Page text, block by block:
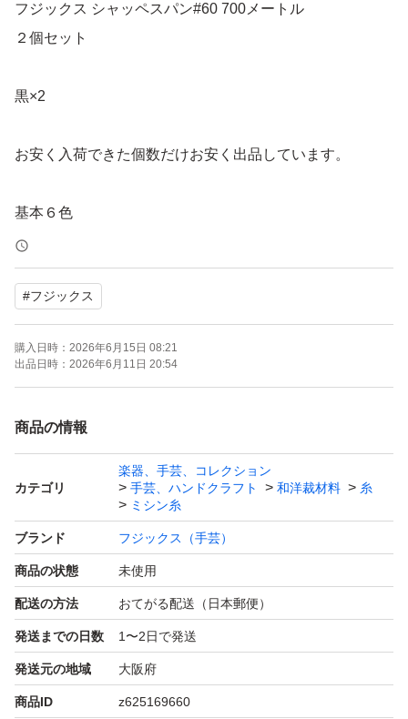
フジックス シャッペスパン#60 700メートル
２個セット
黒×2
お安く入荷できた個数だけお安く出品しています。
基本６色
（白（401）、生成（403）、黒（402）、
103ベージュ、108濃いベージュ、99濃紺）の中からお好
きな色を組み合わせることもできますので
必ず購入まえにお問い合わせください。
色の組み換えは、書き換えが済んでからのご購入をお願い
します。
書き換え前に、購入された場合は
新品未使用です。
即購入歓迎です。
値引きは出来ません。
購入されてからの色変更、同梱はできません。
お問い合わせをいただけましたら
#フジックス
購入日時： 2026年6月15日 08:21
出品日時： 2026年6月11日 20:54
商品の情報
カテゴリ
楽器、手芸、コレクション
手芸、ハンドクラフト
和洋裁材料
糸
ミシン糸
ブランド フジックス（手芸）
商品の状態 未使用
配送の方法 おてがる配送（日本郵便）
発送までの日数 1〜2日で発送
発送元の地域 大阪府
商品ID z625169660